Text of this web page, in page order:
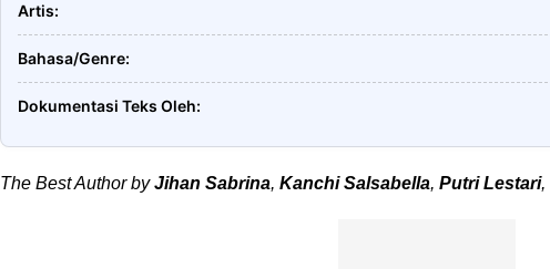
Artis
Bahasa/Genre
Dokumentasi Teks Oleh
The Best Author byJihan Sabrina, Kanchi Salsabella, Putri Lestari,